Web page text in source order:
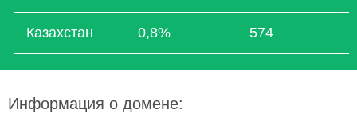
Казахстан 0,8% 574
Информация о домене: